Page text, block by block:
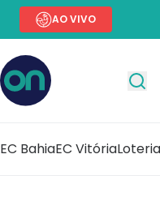
AO VIVO
EC BahiaEC Vitória